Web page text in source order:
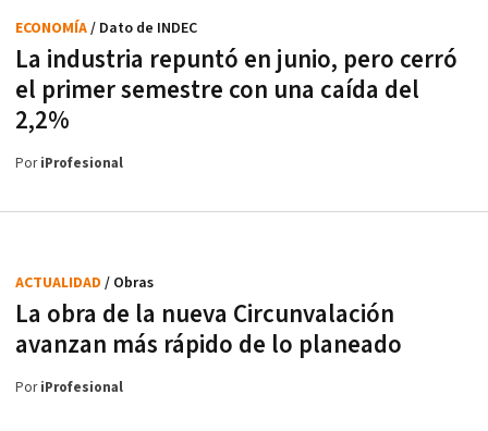
La industria repuntó en junio, pero cerró
el primer semestre con una caída del
2,2%
ECONOMÍA/ Dato de INDEC
PoriProfesional
La obra de la nueva Circunvalación
avanzan más rápido de lo planeado
ACTUALIDAD / Obras
PoriProfesional